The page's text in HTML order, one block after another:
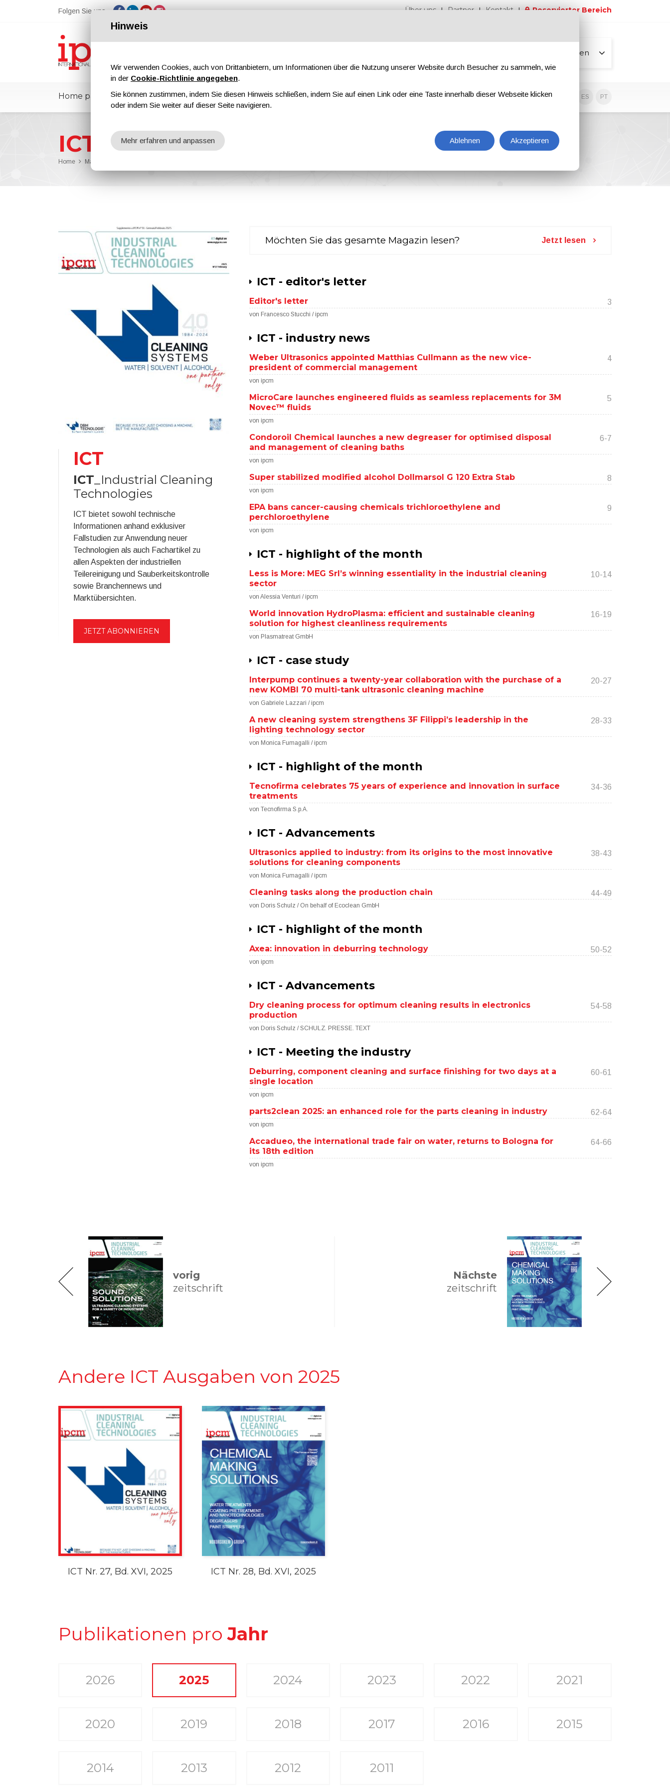
Folgen Sie uns Über uns Partner Kontakt Reservierter Bereich
Alle Seiten
Home page ipcmPedia Nachrichten Messen Magazine Werbung EN IT ES PT
ICT Nr. 27, Bd. XVI, Februar 2025
Home Magazine
ICT
ICT_Industrial Cleaning
Technologies
ICT bietet sowohl technische
Informationen anhand exklusiver
Fallstudien zur Anwendung neuer
Technologien als auch Fachartikel zu
allen Aspekten der industriellen
Teilereinigung und Sauberkeitskontrolle
sowie Branchennews und
Marktübersichten.
JETZT ABONNIEREN
Möchten Sie das gesamte Magazin lesen? Jetzt lesen
ICT - editor's letter
Editor's letter 3
von Francesco Stucchi / ipcm
ICT - industry news
Weber Ultrasonics appointed Matthias Cullmann as the new vice-
president of commercial management
4
von ipcm
MicroCare launches engineered fluids as seamless replacements for 3M
Novec™ fluids
5
von ipcm
Condoroil Chemical launches a new degreaser for optimised disposal
and management of cleaning baths
6-7
von ipcm
Super stabilized modified alcohol Dollmarsol G 120 Extra Stab 8
von ipcm
EPA bans cancer-causing chemicals trichloroethylene and
perchloroethylene
9
von ipcm
ICT - highlight of the month
Less is More: MEG Srl’s winning essentiality in the industrial cleaning
sector
10-14
von Alessia Venturi / ipcm
World innovation HydroPlasma: efficient and sustainable cleaning
solution for highest cleanliness requirements
16-19
von Plasmatreat GmbH
ICT - case study
Interpump continues a twenty-year collaboration with the purchase of a
new KOMBI 70 multi-tank ultrasonic cleaning machine
20-27
von Gabriele Lazzari / ipcm
A new cleaning system strengthens 3F Filippi’s leadership in the
lighting technology sector
28-33
von Monica Fumagalli / ipcm
ICT - highlight of the month
Tecnofirma celebrates 75 years of experience and innovation in surface
treatments
34-36
von Tecnofirma S.p.A.
ICT - Advancements
Ultrasonics applied to industry: from its origins to the most innovative
solutions for cleaning components
38-43
von Monica Fumagalli / ipcm
Cleaning tasks along the production chain 44-49
von Doris Schulz / On behalf of Ecoclean GmbH
ICT - highlight of the month
Axea: innovation in deburring technology 50-52
von ipcm
ICT - Advancements
Dry cleaning process for optimum cleaning results in electronics
production
54-58
von Doris Schulz / SCHULZ. PRESSE. TEXT
ICT - Meeting the industry
Deburring, component cleaning and surface finishing for two days at a
single location
60-61
von ipcm
parts2clean 2025: an enhanced role for the parts cleaning in industry 62-64
von ipcm
Accadueo, the international trade fair on water, returns to Bologna for
its 18th edition
64-66
von ipcm
vorig
zeitschrift
Nächste
zeitschrift
Andere ICT Ausgaben von 2025
ICT Nr. 27, Bd. XVI, 2025 ICT Nr. 28, Bd. XVI, 2025
Publikationen proJahr
2026 2025 2024 2023 2022 2021
2020 2019 2018 2017 2016 2015
2014 2013 2012 2011
Hinweis
Wir verwenden Cookies, auch von Drittanbietern, um Informationen über die Nutzung unserer Website durch Besucher zu sammeln, wie
in der Cookie-Richtlinie angegeben.
Sie können zustimmen, indem Sie diesen Hinweis schließen, indem Sie auf einen Link oder eine Taste innerhalb dieser Webseite klicken
oder indem Sie weiter auf dieser Seite navigieren.
Ablehnen Akzeptieren
Mehr erfahren und anpassen